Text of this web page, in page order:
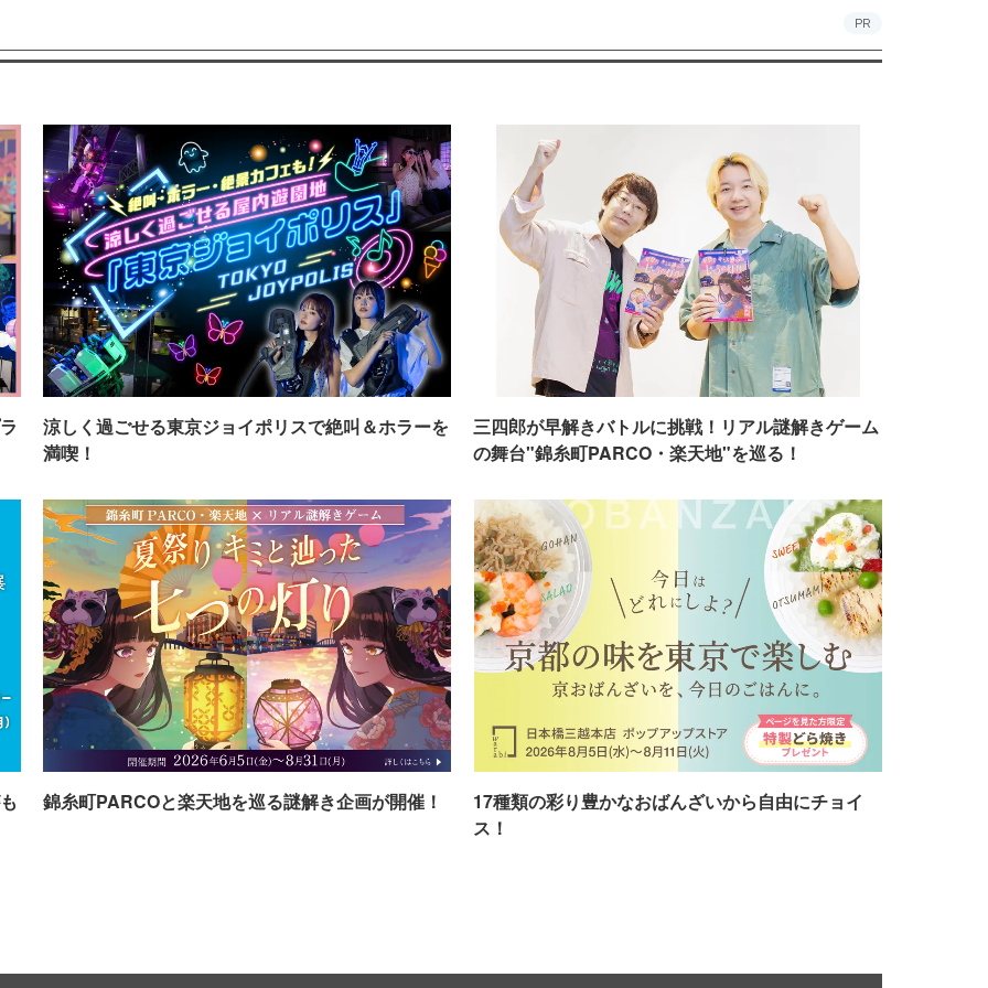
PR
涼しく過ごせる東京ジョイポリスで絶叫＆ホラーを
満喫！
三四郎が早解きバトルに挑戦！リアル謎解きゲーム
の舞台"錦糸町PARCO・楽天地"を巡る！
錦糸町PARCOと楽天地を巡る謎解き企画が開催！
17種類の彩り豊かなおばんざいから自由にチョイ
ス！